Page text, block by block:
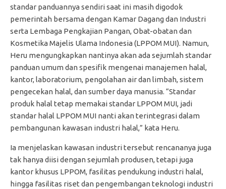
standar panduannya sendiri saat ini masih digodok
pemerintah bersama dengan Kamar Dagang dan Industri
serta Lembaga Pengkajian Pangan, Obat-obatan dan
Kosmetika Majelis Ulama Indonesia (LPPOM MUI). Namun,
Heru mengungkapkan nantinya akan ada sejumlah standar
panduan umum dan spesifik mengenai manajemen halal,
kantor, laboratorium, pengolahan air dan limbah, sistem
pengecekan halal, dan sumber daya manusia. “Standar
produk halal tetap memakai standar LPPOM MUI, jadi
standar halal LPPOM MUI nanti akan terintegrasi dalam
pembangunan kawasan industri halal,” kata Heru.
Ia menjelaskan kawasan industri tersebut rencananya juga
tak hanya diisi dengan sejumlah produsen, tetapi juga
kantor khusus LPPOM, fasilitas pendukung industri halal,
hingga fasilitas riset dan pengembangan teknologi industri